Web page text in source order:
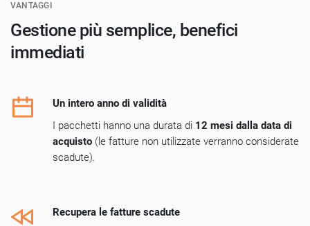
VANTAGGI
Gestione più semplice, benefici
immediati
Un intero anno di validità
I pacchetti hanno una durata di 12 mesi dalla data di
acquisto (le fatture non utilizzate verranno considerate
scadute).
Recupera le fatture scadute